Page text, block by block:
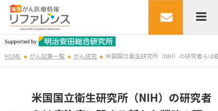
HOME がん記事一覧 がん研究 米国国立衛生研究所（NIH）の研究者ら
米国国立衛生研究所（NIH）の研究者